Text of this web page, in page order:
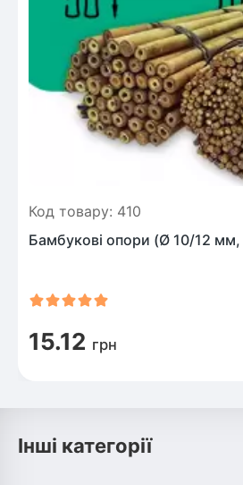
Код товару: 410
Бамбукові опори (Ø 10/12
15.12 грн
Інші категорії